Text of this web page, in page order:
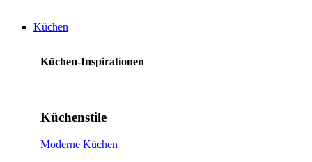
Küchen
Küchen-Inspirationen
Küchenstile
Moderne Küchen